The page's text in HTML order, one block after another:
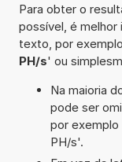
Para obter o
possível, é
texto, por
PH/s' ou
Na maioria
pode ser
por exemplo
PH/s'.